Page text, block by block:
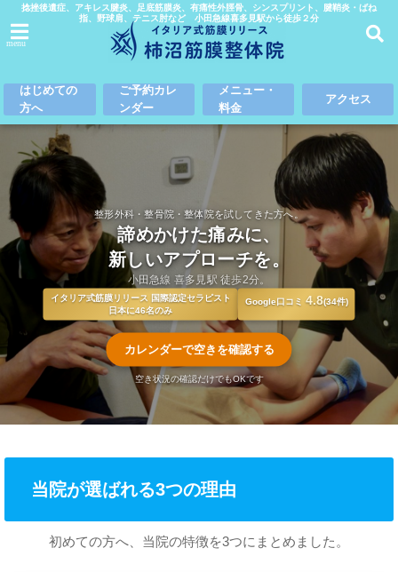
捻挫後遺症、アキレス腱炎、足底筋膜炎、有痛性外脛骨、シンスプリント、腱鞘炎・ばね
指、野球肩、テニス肘など 小田急線喜多見駅から徒歩２分
menu
はじめての
方へ
ご予約カレ
ンダー
メニュー・
料金
アクセス
整形外科・整骨院・整体院を試してきた方へ。
諦めかけた痛みに、
新しいアプローチを。
小田急線 喜多見駅 徒歩2分。
イタリア式筋膜リリース 国際認定セラピスト
日本に46名のみ
Google口コミ 4.8(34件)
カレンダーで空きを確認する
空き状況の確認だけでもOKです
当院が選ばれる3つの理由
初めての方へ、当院の特徴を3つにまとめました。